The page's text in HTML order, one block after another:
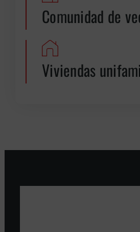
Comunidad de
Viviendas